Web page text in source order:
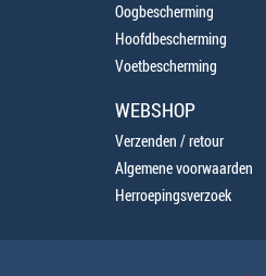
Oogbescherming
Hoofdbescherming
Voetbescherming
WEBSHOP
Verzenden / retour
Algemene voorwaarden
Herroepingsverzoek